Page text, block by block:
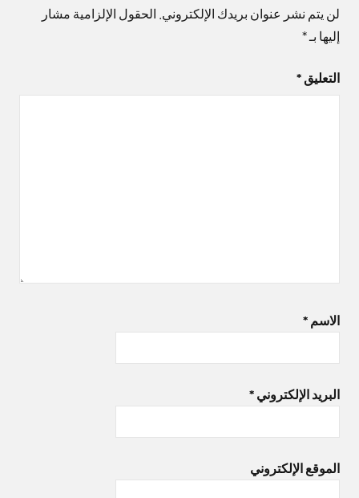
لن يتم نشر عنوان بريدك الإلكتروني. الحقول الإلزامية مشار
إليها بـ*
التعليق *
الاسم *
البريد الإلكتروني *
الموقع الإلكتروني